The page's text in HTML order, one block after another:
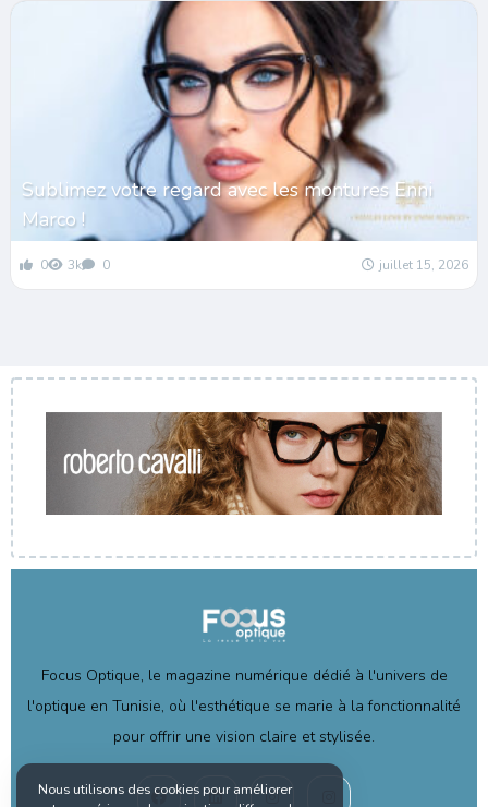
Sublimez votre regard avec les montures Enni
Marco !
0 3k 0 juillet 15, 2026
Focus Optique, le magazine numérique dédié à l'univers de
l'optique en Tunisie, où l'esthétique se marie à la fonctionnalité
pour offrir une vision claire et stylisée.
Nous utilisons des cookies pour améliorer